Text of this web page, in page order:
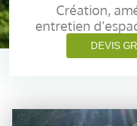
Création,
entretien
DEVIS